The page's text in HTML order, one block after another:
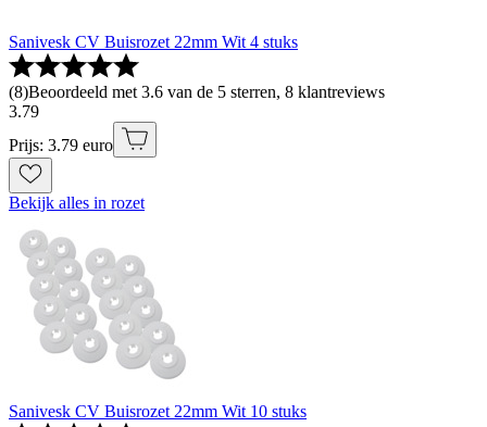
Sanivesk CV Buisrozet 22mm Wit 4 stuks
(8)Beoordeeld met 3.6 van de 5 sterren, 8 klantreviews
3.79
Prijs: 3.79 euro
Bekijk alles in rozet
Sanivesk CV Buisrozet 22mm Wit 10 stuks